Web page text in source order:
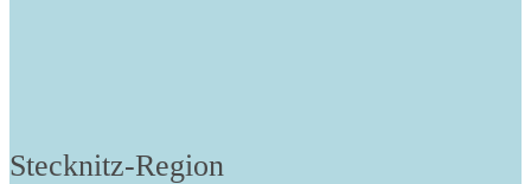
Stecknitz-Region